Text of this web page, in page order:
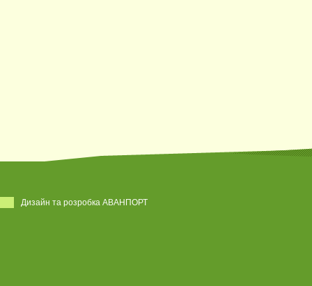
Дизайн та розробка АВАНПОРТ